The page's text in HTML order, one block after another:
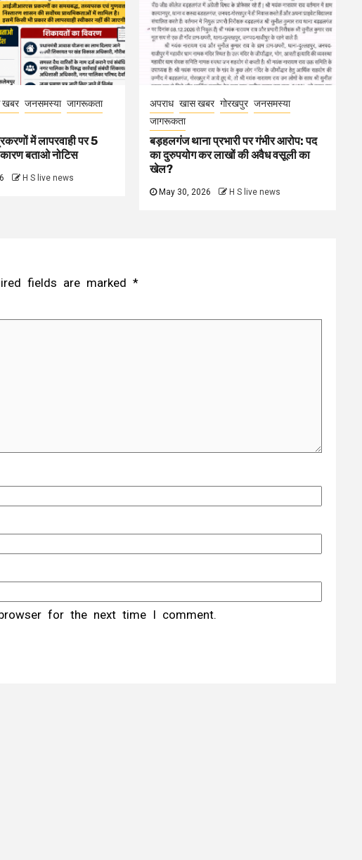
खबर जनसमस्या जागरूकता
में लापरवाही पर 5
बताओ नोटिस
H S live news
अपराध खास खबर गोरखपुर जनसमस्या
जागरूकता
बड़हलगंज थाना प्रभारी पर गंभीर आरोप: पद
का दुरुपयोग कर लाखों की अवैध वसूली का
खेल?
May 30, 2026 H S live news
fields are marked *
for the next time I comment.